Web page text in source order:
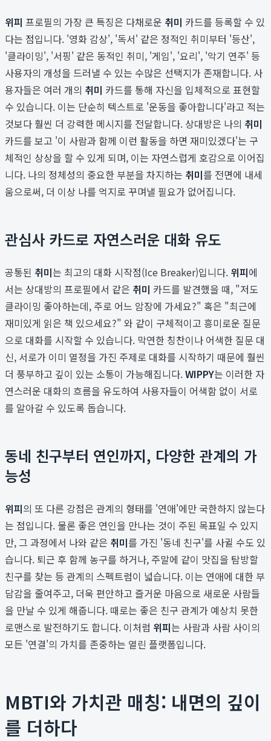
위피 프로필의 가장 큰 특징은 다채로운 취미 카드를 등록할 수 있
다는 점입니다. '영화 감상', '독서' 같은 정적인 취미부터 '등산',
'클라이밍', '서핑' 같은 동적인 취미, '게임', '요리', '악기 연주' 등
사용자의 개성을 드러낼 수 있는 수많은 선택지가 존재합니다. 사
용자들은 여러 개의 취미 카드를 통해 자신을 입체적으로 표현할
수 있습니다. 이는 단순히 텍스트로 '운동을 좋아합니다'라고 적는
것보다 훨씬 더 강력한 메시지를 전달합니다. 상대방은 나의 취미
카드를 보고 '이 사람과 함께 이런 활동을 하면 재미있겠다'는 구
체적인 상상을 할 수 있게 되며, 이는 자연스럽게 호감으로 이어집
니다. 나의 정체성의 중요한 부분을 차지하는 취미를 전면에 내세
움으로써, 더 이상 나를 억지로 꾸며낼 필요가 없어집니다.
관심사 카드로 자연스러운 대화 유도
공통된 취미는 최고의 대화 시작점(Ice Breaker)입니다. 위피에
서는 상대방의 프로필에서 같은 취미 카드를 발견했을 때, "저도
클라이밍 좋아하는데, 주로 어느 암장에 가세요?" 혹은 "최근에
재미있게 읽은 책 있으세요?" 와 같이 구체적이고 흥미로운 질문
으로 대화를 시작할 수 있습니다. 막연한 칭찬이나 어색한 질문 대
신, 서로가 이미 열정을 가진 주제로 대화를 시작하기 때문에 훨씬
더 풍부하고 깊이 있는 소통이 가능해집니다.WIPPY는 이러한 자
연스러운 대화의 흐름을 유도하여 사용자들이 어색함 없이 서로
를 알아갈 수 있도록 돕습니다.
동네 친구부터 연인까지, 다양한 관계의 가
능성
위피의 또 다른 강점은 관계의 형태를 '연애'에만 국한하지 않는다
는 점입니다. 물론 좋은 연인을 만나는 것이 주된 목표일 수 있지
만, 그 과정에서 나와 같은 취미를 가진 '동네 친구'를 사귈 수도 있
습니다. 퇴근 후 함께 농구를 하거나, 주말에 같이 맛집을 탐방할
친구를 찾는 등 관계의 스펙트럼이 넓습니다. 이는 연애에 대한 부
담감을 줄여주고, 더욱 편안하고 즐거운 마음으로 새로운 사람들
을 만날 수 있게 해줍니다. 때로는 좋은 친구 관계가 예상치 못한
로맨스로 발전하기도 합니다. 이처럼 위피는 사람과 사람 사이의
모든 '연결'의 가치를 존중하는 열린 플랫폼입니다.
MBTI와 가치관 매칭: 내면의 깊이
를 더하다